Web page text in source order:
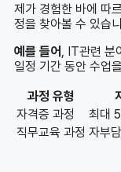
제가 경험한 바에 따
정을 찾아볼 수 있습
예를 들어 , IT관련 분
일정 기간 동안 수업
과정 유형
자격증 과정
최대
직무교육 과정 자부